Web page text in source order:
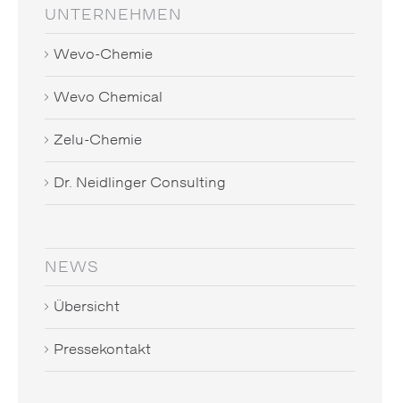
UNTERNEHMEN
Wevo-Chemie
Wevo Chemical
Zelu-Chemie
Dr. Neidlinger Consulting
NEWS
Übersicht
Pressekontakt